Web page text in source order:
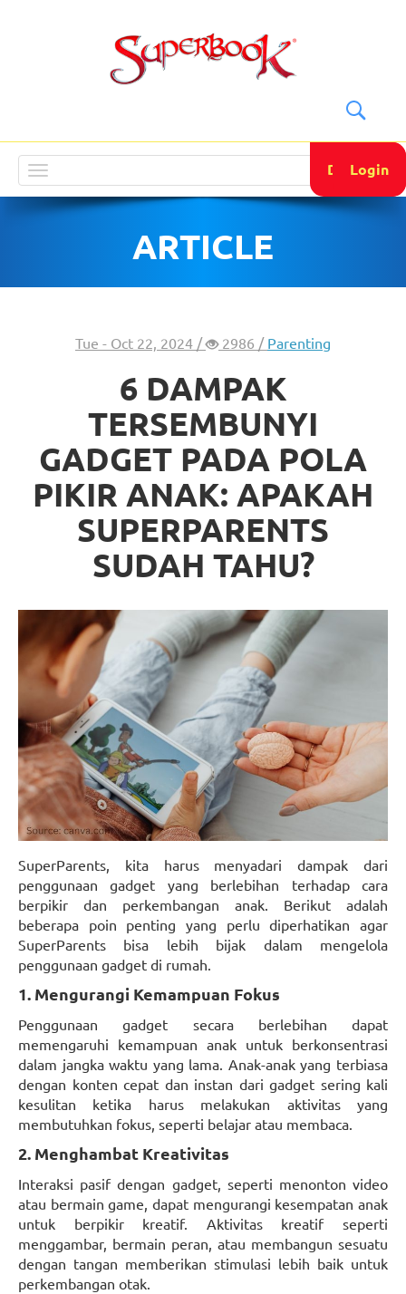
navigation
DONATE
Login
ARTICLE
Tue - Oct 22, 2024 / 2986 / Parenting
6 DAMPAK
TERSEMBUNYI
GADGET PADA POLA
PIKIR ANAK: APAKAH
SUPERPARENTS
SUDAH TAHU?
SuperParents, kita harus menyadari dampak dari
penggunaan gadget yang berlebihan terhadap cara
berpikir dan perkembangan anak. Berikut adalah
beberapa poin penting yang perlu diperhatikan agar
SuperParents bisa lebih bijak dalam mengelola
penggunaan gadget di rumah.
1. Mengurangi Kemampuan Fokus
Penggunaan gadget secara berlebihan dapat
memengaruhi kemampuan anak untuk berkonsentrasi
dalam jangka waktu yang lama. Anak-anak yang terbiasa
dengan konten cepat dan instan dari gadget sering kali
kesulitan ketika harus melakukan aktivitas yang
membutuhkan fokus, seperti belajar atau membaca.
2. Menghambat Kreativitas
Interaksi pasif dengan gadget, seperti menonton video
atau bermain game, dapat mengurangi kesempatan anak
untuk berpikir kreatif. Aktivitas kreatif seperti
menggambar, bermain peran, atau membangun sesuatu
dengan tangan memberikan stimulasi lebih baik untuk
perkembangan otak.